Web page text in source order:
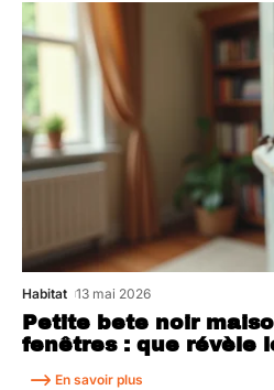
Petite bete noir
fenêtres : que révèle
Habitat 13 mai 2026
En savoir plus